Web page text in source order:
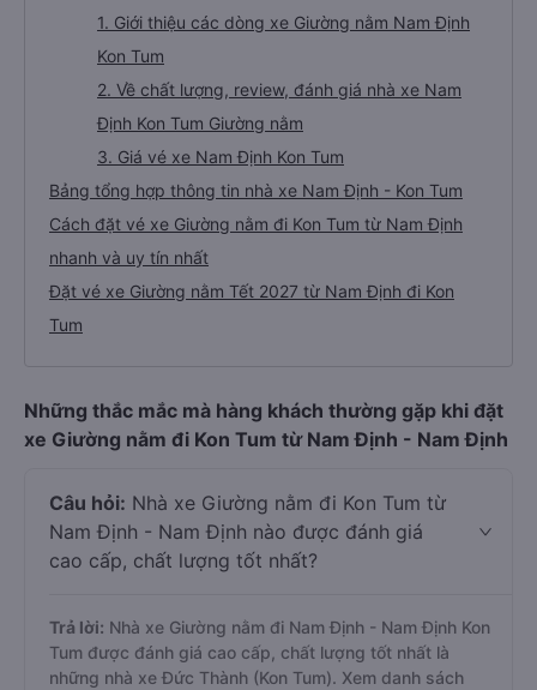
1. Giới thiệu các dòng xe Giường nằm Nam Định
Kon Tum
2. Về chất lượng, review, đánh giá nhà xe Nam
Định Kon Tum Giường nằm
3. Giá vé xe Nam Định Kon Tum
Bảng tổng hợp thông tin nhà xe Nam Định - Kon Tum
Cách đặt vé xe Giường nằm đi Kon Tum từ Nam Định
nhanh và uy tín nhất
Đặt vé xe Giường nằm Tết 2027 từ Nam Định đi Kon
Tum
Những thắc mắc mà hàng khách thường gặp khi đặt
xe Giường nằm đi Kon Tum từ Nam Định - Nam Định
Câu hỏi: Nhà xe Giường nằm đi Kon Tum từ
Nam Định - Nam Định nào được đánh giá
cao cấp, chất lượng tốt nhất?
Trả lời: Nhà xe Giường nằm đi Nam Định - Nam Định Kon
Tum được đánh giá cao cấp, chất lượng tốt nhất là
những nhà xe Đức Thành (Kon Tum). Xem danh sách